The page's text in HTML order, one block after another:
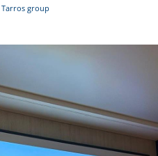
Tarros group